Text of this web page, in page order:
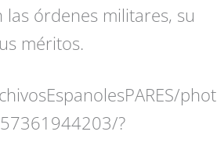
órdenes militares, su
méritos.
phot
?